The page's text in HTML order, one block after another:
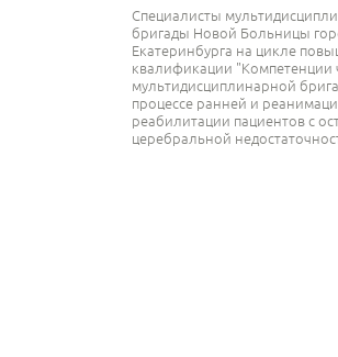
Специалисты
бригады Новой Больницы
Екатеринбурга на цикле
квалификации "Компетенции
мультидисциплинарной
процессе ранней и
реабилитации пациентов с
церебральной